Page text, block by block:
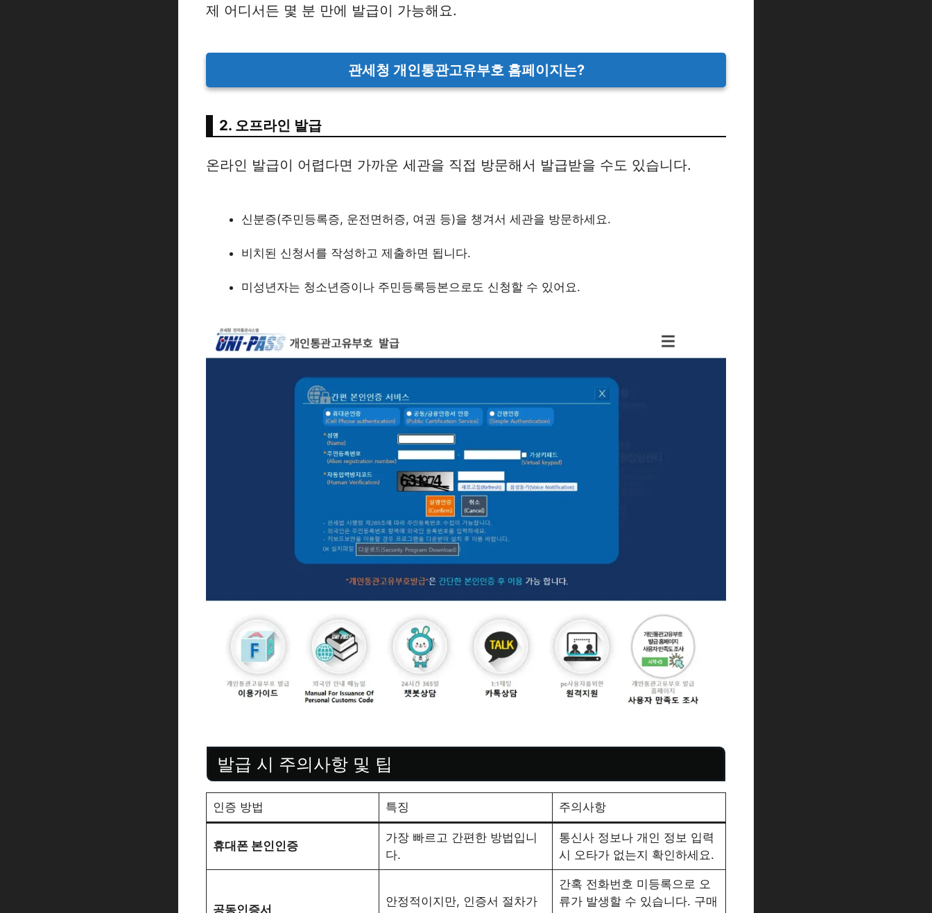
제 어디서든 몇 분 만에 발급이 가능해요.
관세청 개인통관고유부호 홈페이지는?
2. 오프라인 발급
온라인 발급이 어렵다면 가까운 세관을 직접 방문해서 발급받을 수도 있습니다.
신분증(주민등록증, 운전면허증, 여권 등)을 챙겨서 세관을 방문하세요.
비치된 신청서를 작성하고 제출하면 됩니다.
미성년자는 청소년증이나 주민등록등본으로도 신청할 수 있어요.
발급 시 주의사항 및 팁
인증 방법 특징 주의사항
휴대폰 본인인증
가장 빠르고 간편한 방법입니
다.
통신사 정보나 개인 정보 입력
시 오타가 없는지 확인하세요.
공동인증서
안정적이지만, 인증서 절차가
간혹 전화번호 미등록으로 오
류가 발생할 수 있습니다. 구매